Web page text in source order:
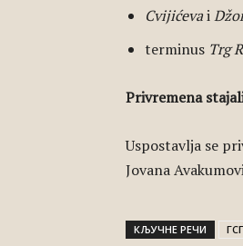
Cvijićevai
terminus Trg
Privremena
Uspostavlja se
Jovana
КЉУЧНЕ РЕЧИ